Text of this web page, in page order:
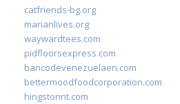
catfriends-bg.org
marianlives.org
waywardtees.com
pidfloorsexpress.com
bancodevenezuelaen.com
bettermoodfoodcorporation.com
hingstonnt.com